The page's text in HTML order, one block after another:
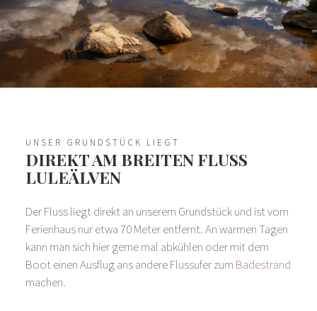
UNSER GRUNDSTÜCK LIEGT
DIREKT AM BREITEN FLUSS
LULEÄLVEN
Der Fluss liegt direkt an unserem Grundstück und ist vom
Ferienhaus nur etwa 70 Meter entfernt. An warmen Tagen
kann man sich hier gerne mal abkühlen oder mit dem
Boot einen Ausflug ans andere Flussufer zum Badestrand
machen.